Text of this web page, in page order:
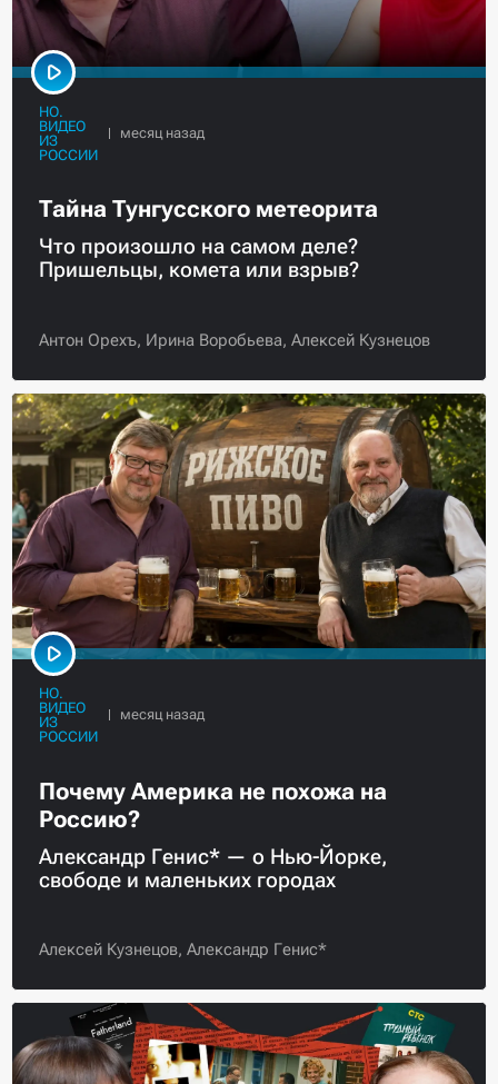
НО.
ВИДЕО
ИЗ
РОССИИ
Тайна Тунгусского метеорита
Что произошло на самом деле?
Пришельцы, комета или взрыв?
Антон Орехъ, Ирина Воробьева, Алексей Кузнецов
НО.
ВИДЕО
ИЗ
РОССИИ
Почему Америка не похожа на
Россию?
Александр Генис* — о Нью-Йорке,
свободе и маленьких городах
Алексей Кузнецов, Александр Генис*